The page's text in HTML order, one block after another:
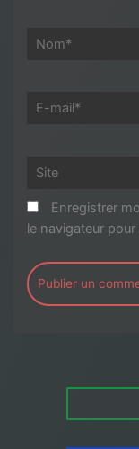
Nom*
E-
Site
Enregistrer
le navigateur